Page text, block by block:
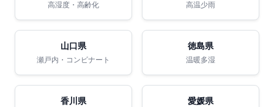
高湿度・高齢化 高温少雨
山口県
瀬戸内・コンビナート
徳島県
温暖多湿
香川県 愛媛県